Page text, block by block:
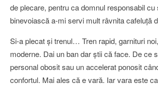
de plecare, pentru ca domnul responsabil
binevoiască a-mi servi mult râvnita cafeluţă
Si-a plecat şi trenul… Tren rapid, garnituri
moderne. Dai un ban dar ştii că face. De ce
personal obosit sau un accelerat ponosit
confortul. Mai ales că e vară. Iar vara este